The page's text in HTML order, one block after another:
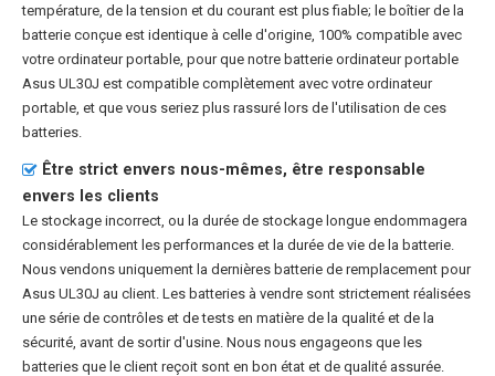
température, de la tension et du courant est plus fiable; le boîtier de la
batterie conçue est identique à celle d'origine, 100% compatible avec
votre ordinateur portable, pour que notre batterie ordinateur portable
Asus UL30J est compatible complètement avec votre ordinateur
portable, et que vous seriez plus rassuré lors de l'utilisation de ces
batteries.
Être strict envers nous-mêmes, être responsable
envers les clients
Le stockage incorrect, ou la durée de stockage longue endommagera
considérablement les performances et la durée de vie de la batterie.
Nous vendons uniquement la dernières batterie de remplacement pour
Asus UL30J au client. Les batteries à vendre sont strictement réalisées
une série de contrôles et de tests en matière de la qualité et de la
sécurité, avant de sortir d'usine. Nous nous engageons que les
batteries que le client reçoit sont en bon état et de qualité assurée.